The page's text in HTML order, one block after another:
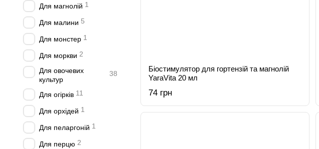
Біостимулятор для гортензій та магнолій
YaraVita 20 мл
74 грн
Для магнолій 1
Для малини 5
Для монстер 1
Для моркви 2
Для овочевих
культур
38
Для огірків 11
Для орхідей 1
Для пеларгоній 1
Для перцю 2